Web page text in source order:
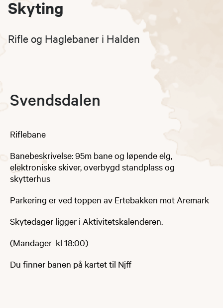
Skyting
Rifle og Haglebaner i Halden
Svendsdalen
Riflebane
Banebeskrivelse: 95m bane​ og løpende elg,
elektroniske skiver, overbygd standplass og
skytterhus
Parkering er ved toppen av Ertebakken mot Aremark
Skytedager ligger i Aktivitetskalenderen.
(​Mandager kl 18:00)
Du finner banen på kartet til Njff